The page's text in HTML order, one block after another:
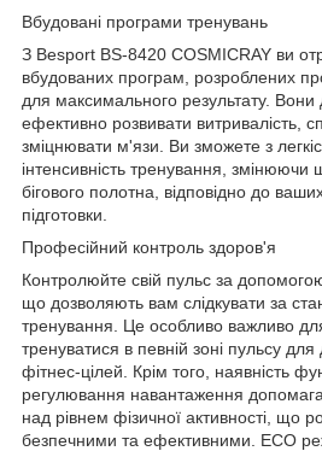
Вбудовані програми тренувань
З Besport BS-8420 COSMICRAY ви
вбудованих програм, розроблених
для максимального результату.
ефективно розвивати витривалість,
зміцнювати м'язи. Ви зможете з
інтенсивність тренування, змінюючи
бігового полотна, відповідно до
підготовки.
Професійний контроль здоров'я
Контролюйте свій пульс за
що дозволяють вам слідкувати за
тренування. Це особливо важливо
тренуватися в певній зоні пульсу
фітнес-цілей. Крім того, наявність
регулювання навантаження
над рівнем фізичної активності, що
безпечними та ефективними. ECO